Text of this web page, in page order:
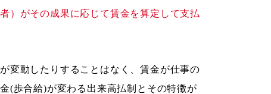
）がその成果に応じて賃金を算定して支払
変動したりすることはなく、賃金が仕事の
(歩合給)が変わる出来高払制とその特徴が